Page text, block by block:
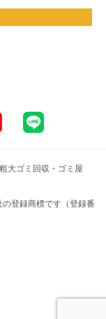
大ゴミ回収・ゴミ屋
の登録商標です（登録番